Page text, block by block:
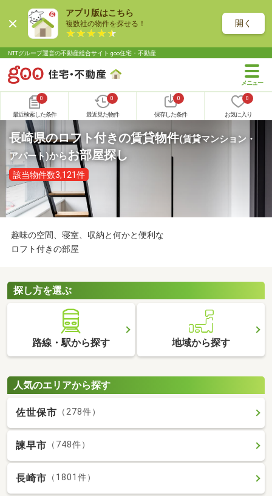
アプリ版はこちら
複数社の物件を探せる！ 開く
NTTグループ運営の不動産総合サイト goo住宅・不動産
0
最近検索した条件
0
最近見た物件
0
保存した条件
0
お気に入り
長崎県のロフト付きの賃貸物件(賃貸マンション・
アパート)からお部屋探し
該当物件数3,121件
趣味の空間、寝室、収納と何かと便利な
ロフト付きの部屋
探し方を選ぶ
路線・駅から探す 地域から探す
人気のエリアから探す
佐世保市 （278件）
諫早市 （748件）
長崎市 （1801件）